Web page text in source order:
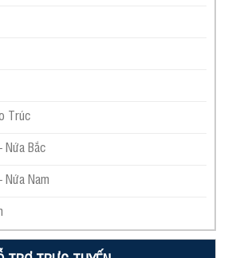
Trúc
Nứa Bắc
Nứa Nam